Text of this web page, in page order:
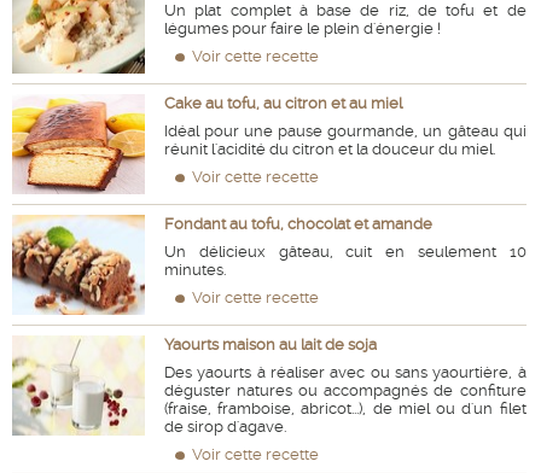
Un plat complet à base de riz, de tofu et de
légumes pour faire le plein d'énergie !
Voir cette recette
Cake au tofu, au citron et au miel
Idéal pour une pause gourmande, un gâteau qui
réunit l'acidité du citron et la douceur du miel.
Voir cette recette
Fondant au tofu, chocolat et amande
Un délicieux gâteau, cuit en seulement 10
minutes.
Voir cette recette
Yaourts maison au lait de soja
Des yaourts à réaliser avec ou sans yaourtière, à
déguster natures ou accompagnés de confiture
(fraise, framboise, abricot...), de miel ou d'un filet
de sirop d'agave.
Voir cette recette